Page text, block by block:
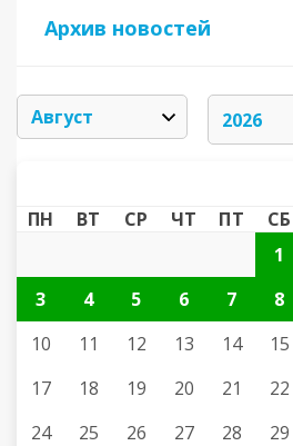
Архив новостей
ПН ВТ СР ЧТ ПТ СБ
1
3
4 5 6 7 8
10
11 12 13 14 15
17
18 19 20 21 22
24
25 26 27 28 29